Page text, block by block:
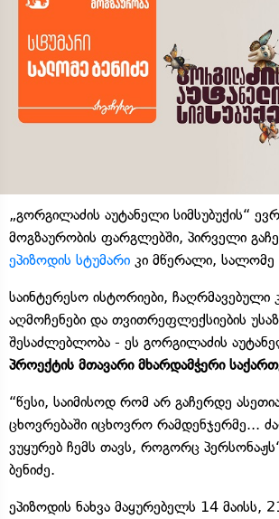
„გორგილაძის აუტანელი სიმსუბუქის“
მოგზაურობის ფარგლებში, პირველი
ეპიზოდის სტუმარი კი მწერალი, სალომე
საინტერესო ისტორიები, ჩაღრმავებული
აღმოჩენები და თვითრეფლექსიების
შესაძლებლობა - ეს გორგილაძის
პროექტის მთავარი მხარდამჭერი
“წესი, საიმისოდ რომ არ გაჩერდე
ცხოვრებაში იცხოვრო რამდენჯერმე...
ვუყურებ ჩემს თავს, როგორც
ბენიძე.
ეპიზოდის ნახვა მაყურებელს 14 მაისს,